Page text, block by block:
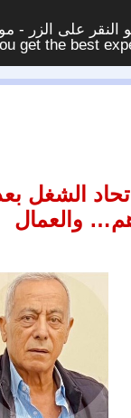
على الزر -
get the best
الشغل
والعمال